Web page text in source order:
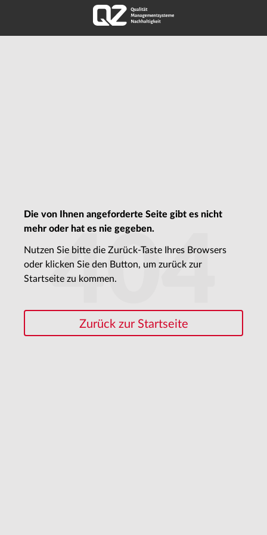
404
Die von Ihnen angeforderte Seite gibt es nicht
mehr oder hat es nie gegeben.
Nutzen Sie bitte die Zurück-Taste Ihres Browsers
oder klicken Sie den Button, um zurück zur
Startseite zu kommen.
Zurück zur Startseite